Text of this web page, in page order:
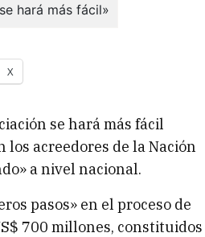
X
se hará más fácil
acreedores de la Nación
a nivel nacional.
pasos» en el proceso de
700 millones, constituidos